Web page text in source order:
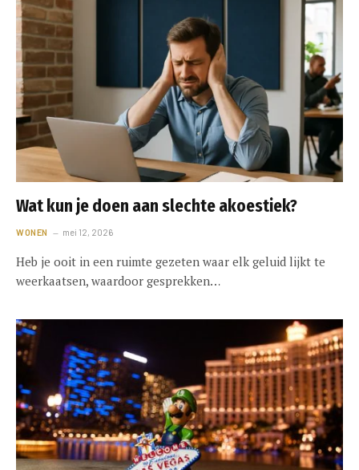
Wat kun je doen aan slechte akoestiek?
WONEN mei 12, 2026
Heb je ooit in een ruimte gezeten waar elk geluid lijkt te
weerkaatsen, waardoor gesprekken…